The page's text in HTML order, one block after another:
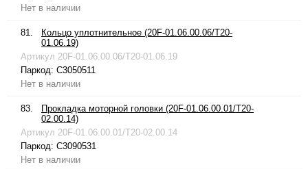
Нет в наличии
81.
Кольцо уплотнительное (20F-01.06.00.06/T20-
01.06.19)
Артикул 20F-01.06.00.06/T20-01.06.19
Паркод: C3050511
Нет в наличии
83.
Прокладка моторной головки (20F-01.06.00.01/T20-
02.00.14)
Артикул 20F-01.06.00.01/T20-02.00.14
Паркод: C3090531
Нет в наличии